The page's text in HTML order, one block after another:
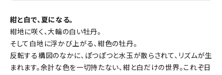
紺と白で、夏になる。
紺地に咲く、大輪の白い牡丹。
そして白地に浮かび上がる、紺色の牡丹。
反転する構図のなかに、ぽつぽつと水玉が散らされて、リズムが生
まれます。余計な色を一切持たない、紺と白だけの世界。これぞ日